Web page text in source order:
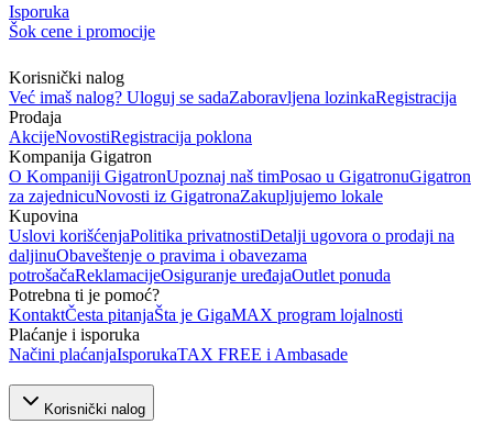
Isporuka
Šok cene i promocije
Korisnički nalog
Već imaš nalog? Uloguj se sadaZaboravljena lozinkaRegistracija
Prodaja
AkcijeNovostiRegistracija poklona
Kompanija Gigatron
O Kompaniji GigatronUpoznaj naš timPosao u GigatronuGigatron
za zajednicuNovosti iz GigatronaZakupljujemo lokale
Kupovina
Uslovi korišćenjaPolitika privatnostiDetalji ugovora o prodaji na
daljinuObaveštenje o pravima i obavezama
potrošačaReklamacijeOsiguranje uređajaOutlet ponuda
Potrebna ti je pomoć?
KontaktČesta pitanjaŠta je GigaMAX program lojalnosti
Plaćanje i isporuka
Načini plaćanjaIsporukaTAX FREE i Ambasade
Korisnički nalog